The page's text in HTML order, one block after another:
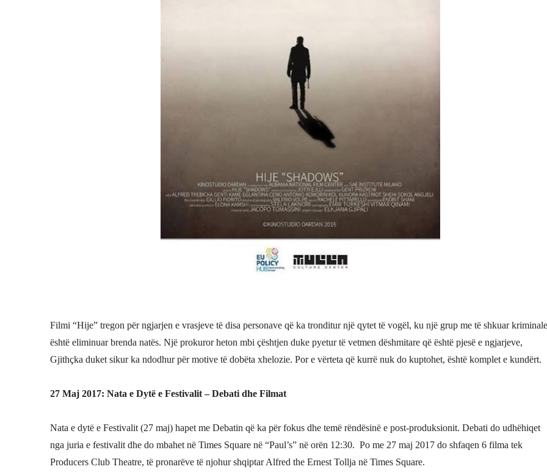
Filmi “Hije” tregon për ngjarjen e vrasjeve të disa personave që ka tronditur një qytet të vogël, ku një grup me të shkuar kriminale
është eliminuar brenda natës. Një prokuror heton mbi çështjen duke pyetur të vetmen dëshmitare që është pjesë e ngjarjeve,
Gjithçka duket sikur ka ndodhur për motive të dobëta xhelozie. Por e vërteta që kurrë nuk do kuptohet, është komplet e kundërt.
27 Maj 2017: Nata e Dytë e Festivalit – Debati dhe Filmat
Nata e dytë e Festivalit (27 maj) hapet me Debatin që ka për fokus dhe temë rëndësinë e post-produksionit. Debati do udhëhiqet
nga juria e festivalit dhe do mbahet në Times Square në “Paul’s” në orën 12:30. Po me 27 maj 2017 do shfaqen 6 filma tek
Producers Club Theatre, të pronarëve të njohur shqiptar Alfred the Ernest Tollja në Times Square.